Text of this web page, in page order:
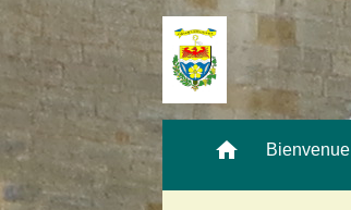
home Bienvenue